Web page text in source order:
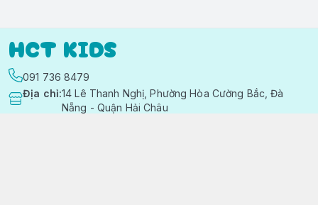
HCT KIDS
091 736 8479
Địa chỉ:14 Lê Thanh Nghị, Phường Hòa Cường Bắc, Đà
Nẵng - Quận Hải Châu